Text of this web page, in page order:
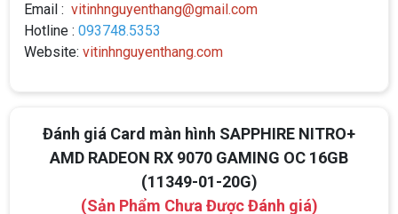
Email : vitinhnguyenthang@gmail.com
Hotline : 093748.5353
Website: vitinhnguyenthang.com
Đánh giá Card màn hình SAPPHIRE NITRO+
AMD RADEON RX 9070 GAMING OC 16GB
(11349-01-20G)
(Sản Phẩm Chưa Được Đánh giá)